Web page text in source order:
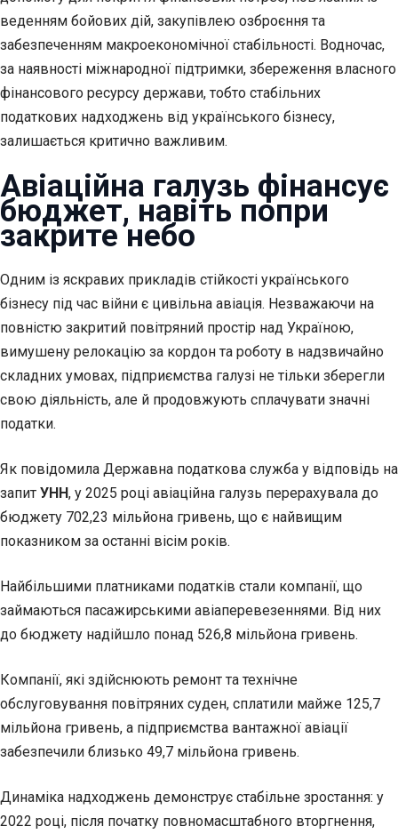
веденням бойових дій, закупівлею озброєння та
забезпеченням макроекономічної стабільності. Водночас,
за наявності міжнародної підтримки, збереження власного
фінансового ресурсу держави, тобто стабільних
податкових надходжень від українського бізнесу,
залишається критично важливим.
Авіаційна галузь фінансує
бюджет, навіть попри
закрите небо
Одним із яскравих прикладів стійкості українського
бізнесу під час війни є цивільна авіація. Незважаючи на
повністю закритий повітряний простір над Україною,
вимушену релокацію за кордон та роботу в надзвичайно
складних умовах, підприємства галузі не тільки зберегли
свою діяльність, але й продовжують сплачувати значні
податки.
Як повідомила Державна податкова служба у відповідь на
запит УНН, у 2025 році авіаційна галузь перерахувала до
бюджету 702,23 мільйона гривень, що є найвищим
показником за останні вісім років.
Найбільшими платниками податків стали компанії, що
займаються пасажирськими авіаперевезеннями. Від них
до бюджету надійшло понад 526,8 мільйона гривень.
Компанії, які здійснюють ремонт та технічне
обслуговування повітряних суден, сплатили майже 125,7
мільйона гривень, а підприємства вантажної авіації
забезпечили близько 49,7 мільйона гривень.
Динаміка надходжень демонструє стабільне зростання: у
2022 році, після початку повномасштабного вторгнення,